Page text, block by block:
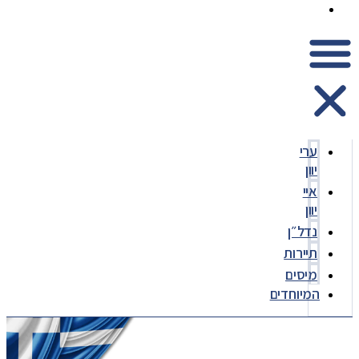
ערי
יוון
איי
יוון
נדל״ן
תיירות
מיסים
המיוחדים